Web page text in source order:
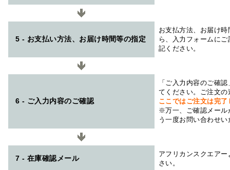
5 - お支払い方法、お届け時間等の指定
お支払方法、お届け
ら、入力フォームに
記ください。
6 - ご入力内容のご確認
「ご入力内容のご確
てください。ご注文
ここではご注文は完
※万一、ご確認メール
う一度お問い合わせ
7 - 在庫確認メール
アフリカンスクエアー
さい。